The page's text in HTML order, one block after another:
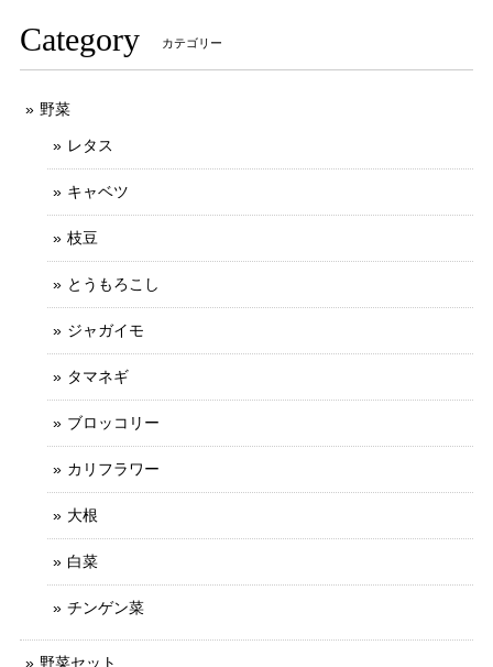
Category カテゴリー
野菜
レタス
キャベツ
枝豆
とうもろこし
ジャガイモ
タマネギ
ブロッコリー
カリフラワー
大根
白菜
チンゲン菜
野菜セット